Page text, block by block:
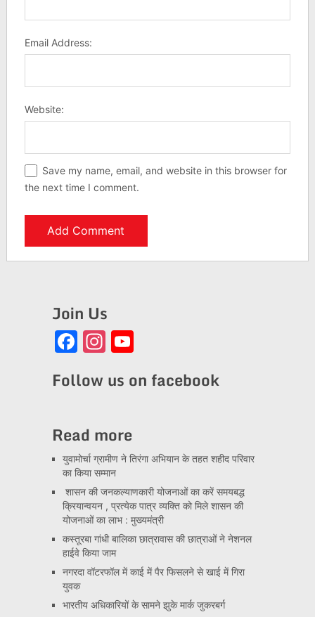
Email Address:
Website:
Save my name, email, and website in this browser for
the next time I comment.
Join Us
Facebook
Instagram
YouTube
Follow us on facebook
Read more
युवामोर्चा ग्रामीण ने तिरंगा अभियान के तहत शहीद परिवार
का किया सम्मान
शासन की जनकल्याणकारी योजनाओं का करें समयबद्ध
क्रियान्वयन , प्रत्येक पात्र व्यक्ति को मिले शासन की
योजनाओं का लाभ : मुख्यमंत्री
कस्तूरबा गांधी बालिका छात्रावास की छात्राओं ने नेशनल
हाईवे किया जाम
नगरदा वॉटरफॉल में काई में पैर फिसलने से खाई में गिरा
युवक
भारतीय अधिकारियों के सामने झुके मार्क जुकरबर्ग